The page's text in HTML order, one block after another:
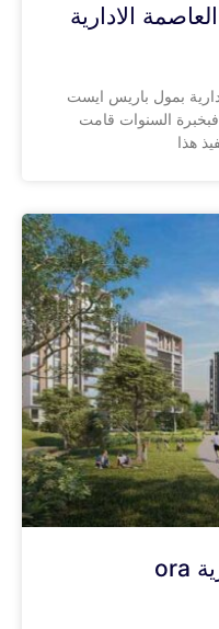
الادارية
بمول باريس ايست
السنوات قامت
هذا
عنوان شركة اورا العقارية ora